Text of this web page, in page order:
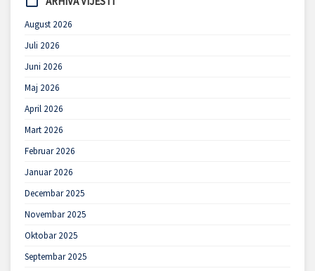
August 2026
Juli 2026
Juni 2026
Maj 2026
April 2026
Mart 2026
Februar 2026
Januar 2026
Decembar 2025
Novembar 2025
Oktobar 2025
Septembar 2025